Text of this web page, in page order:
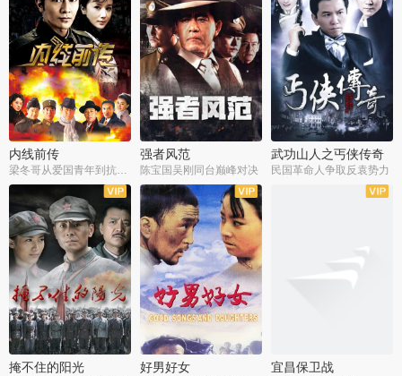
内线前传 强者风范
陈宝国吴刚同台巅峰对决
武功山人之丐侠传奇
民国革命人争取反袁势力
全38集
掩不住的阳光
全9集
好男好女 宜昌保卫战